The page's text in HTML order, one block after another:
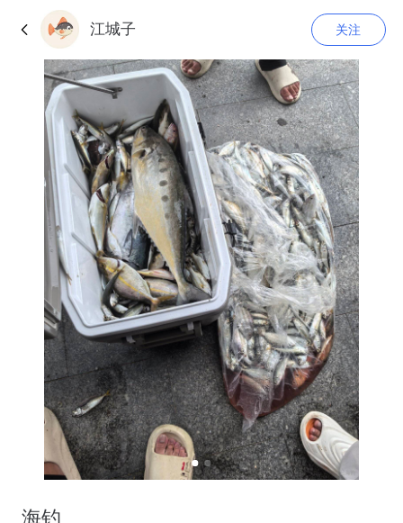
江城子 关注
海钓